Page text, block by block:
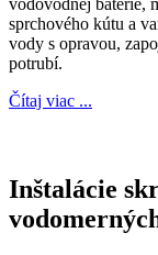
vodovodnej batérie,
sprchového kútu a
vody s opravou,
potrubí.
Čítaj viac ...
Inštalácie